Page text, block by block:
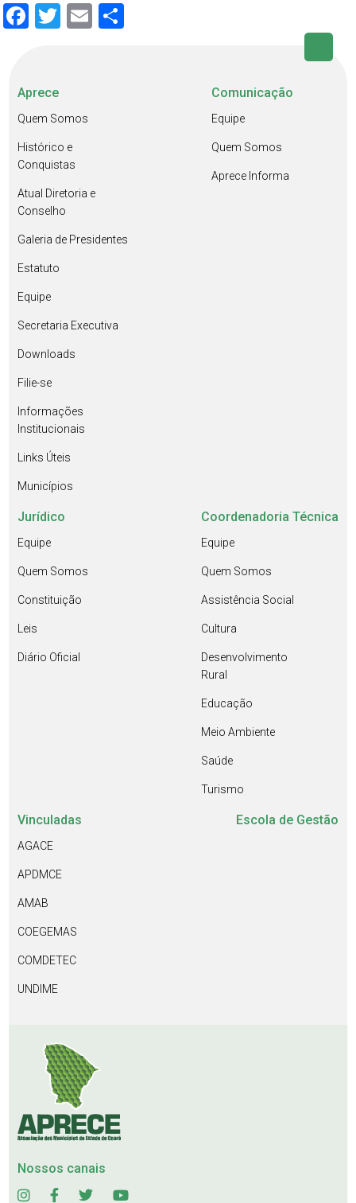
Facebook
Twitter
Email
Aprece
Quem Somos
Histórico e
Conquistas
Atual Diretoria e
Conselho
Galeria de Presidentes
Estatuto
Equipe
Secretaria Executiva
Downloads
Filie-se
Informações
Institucionais
Links Úteis
Municípios
Comunicação
Equipe
Quem Somos
Aprece Informa
Jurídico
Equipe
Quem Somos
Constituição
Leis
Diário Oficial
Coordenadoria Técnica
Equipe
Quem Somos
Assistência Social
Cultura
Desenvolvimento
Rural
Educação
Meio Ambiente
Saúde
Turismo
Vinculadas
AGACE
APDMCE
AMAB
COEGEMAS
COMDETEC
UNDIME
Escola de Gestão
Nossos canais